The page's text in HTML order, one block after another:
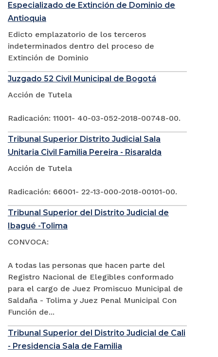
Especializado de Extinción de Dominio de
Antioquia
Edicto emplazatorio de los terceros
indeterminados dentro del proceso de
Extinción de Dominio
Juzgado 52 Civil Municipal de Bogotá
Acción de Tutela
Radicación: 11001- 40-03-052-2018-00748-00.
Tribunal Superior Distrito Judicial Sala
Unitaria Civil Familia Pereira - Risaralda
Acción de Tutela
Radicación: 66001- 22-13-000-2018-00101-00.
Tribunal Superior del Distrito Judicial de
Ibagué -Tolima
CONVOCA:
A todas las personas que hacen parte del
Registro Nacional de Elegibles conformado
para el cargo de Juez Promiscuo Municipal de
Saldaña - Tolima y Juez Penal Municipal Con
Función de...
Tribunal Superior del Distrito Judicial de Cali
- Presidencia Sala de Familia